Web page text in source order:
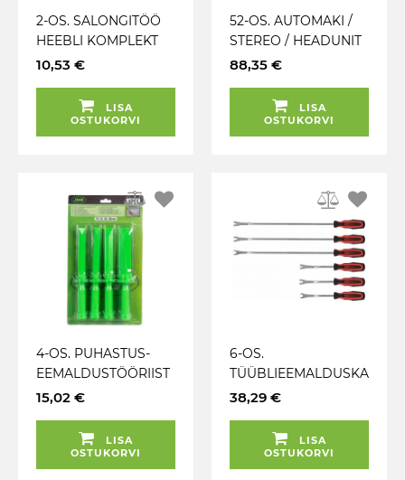
2-OS. SALONGITÖÖ
HEEBLI KOMPLEKT
200MM / 225MM 1BM
10,53 €
LISA
OSTUKORVI
52-OS. AUTOMAKI /
STEREO / HEADUNIT
EEMALDAMISE
KOMPL.
"MASTERMIND" JBM
88,35 €
LISA
OSTUKORVI
4-OS. PUHASTUS-
EEMALDUSTÖÖRIIST
ADE KOMPLEKT
22-25-38MM. PIKKUS
273MM JBM
15,02 €
LISA
OSTUKORVI
6-OS.
TÜÜBLIEEMALDUSKA
NGIDE KOMPL. 4-
38,29 €
LISA
OSTUKORVI